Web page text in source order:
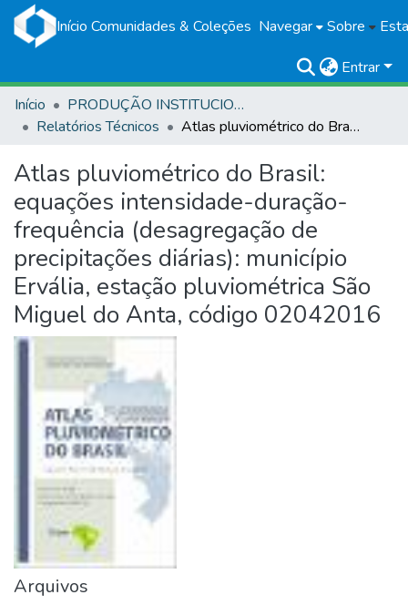
Início Comunidades & Coleções Navegar Sobre
Entrar
Início
PRODUÇÃO INSTITUCIONAL
Relatórios Técnicos
Atlas pluviométrico do Brasil: equações intensidade-duração-frequência (desagregação de precipitações diárias): município Ervália, estação pluviométrica São Miguel do Anta, código 02042016
Atlas pluviométrico do Brasil:
equações intensidade-duração-
frequência (desagregação de
precipitações diárias): município
Ervália, estação pluviométrica São
Miguel do Anta, código 02042016
Arquivos